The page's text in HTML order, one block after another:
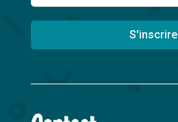
S'inscrire
l